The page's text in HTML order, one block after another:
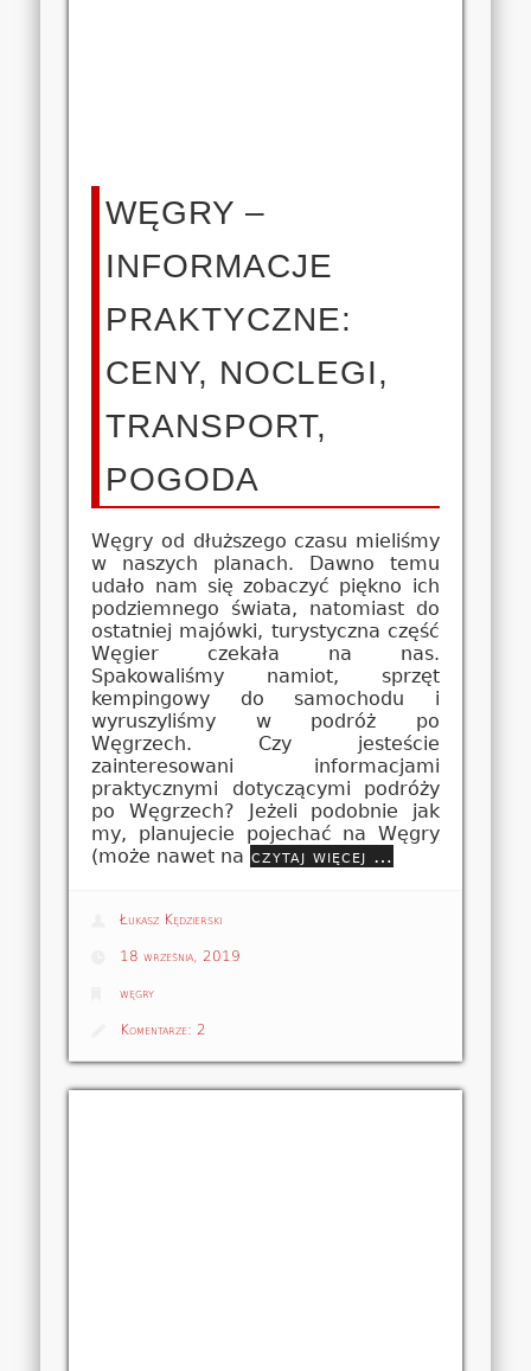
WĘGRY –
INFORMACJE
PRAKTYCZNE:
CENY, NOCLEGI,
TRANSPORT,
POGODA
Węgry od dłuższego czasu mieliśmy
w naszych planach. Dawno temu
udało nam się zobaczyć piękno ich
podziemnego świata, natomiast do
ostatniej majówki, turystyczna część
Węgier czekała na nas.
Spakowaliśmy namiot, sprzęt
kempingowy do samochodu i
wyruszyliśmy w podróż po
Węgrzech. Czy jesteście
zainteresowani informacjami
praktycznymi dotyczącymi podróży
po Węgrzech? Jeżeli podobnie jak
my, planujecie pojechać na Węgry
(może nawet na czytaj więcej …
Łukasz Kędzierski
18 września, 2019
węgry
Komentarze:2